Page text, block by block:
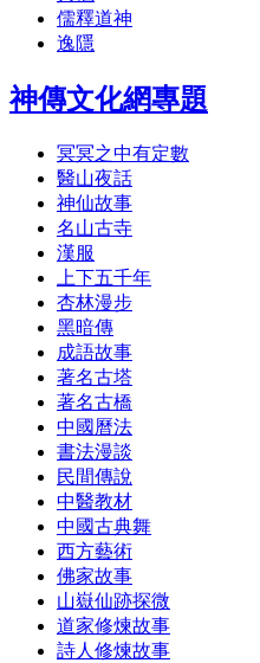
儒釋道神
逸隱
神傳文化網專題
冥冥之中有定數
醫山夜話
神仙故事
名山古寺
漢服
上下五千年
杏林漫步
黑暗傳
成語故事
著名古塔
著名古橋
中國曆法
書法漫談
民間傳說
中醫教材
中國古典舞
西方藝術
佛家故事
山嶽仙跡探微
道家修煉故事
詩人修煉故事